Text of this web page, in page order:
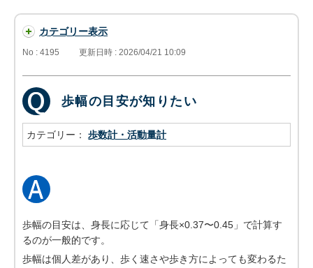
カテゴリー表示
No : 4195 更新日時 : 2026/04/21 10:09
歩幅の目安が知りたい
カテゴリー： 歩数計・活動量計
歩幅の目安は、身長に応じて「身長×0.37〜0.45」で計算す
るのが一般的です。
歩幅は個人差があり、歩く速さや歩き方によっても変わるた